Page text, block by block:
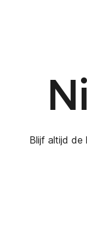
Blijf altijd de